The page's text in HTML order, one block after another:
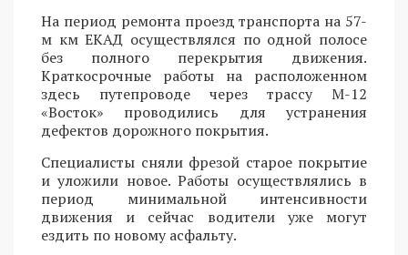
На период ремонта проезд транспорта на 57-
м км ЕКАД осуществлялся по одной полосе
без полного перекрытия движения.
Краткосрочные работы на расположенном
здесь путепроводе через трассу М-12
«Восток» проводились для устранения
дефектов дорожного покрытия.
Специалисты сняли фрезой старое покрытие
и уложили новое. Работы осуществлялись в
период минимальной интенсивности
движения и сейчас водители уже могут
ездить по новому асфальту.